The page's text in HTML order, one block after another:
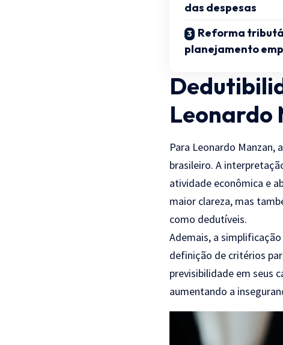
das despesas
Reforma
planejamento
Leonardo
Para Leonardo
brasileiro. A
atividade econômica e
maior clareza, mas
como dedutíveis.
Ademais, a
definição de critérios
previsibilidade em seus
aumentando a